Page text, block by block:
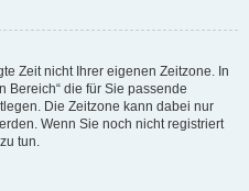
Zeit nicht Ihrer eigenen Zeitzone. In
Bereich“ die für Sie passende
Die Zeitzone kann dabei nur
Wenn Sie noch nicht registriert
tun.